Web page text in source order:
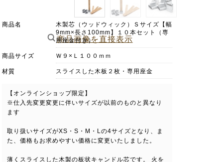
商品画像を直接表示
商品名
木製芯（ウッドウィック）Ｓサイズ【幅
9mm×長さ100mm】１０本セット（専
用座金付き）
商品サイズ Ｗ９×Ｌ１００ｍｍ
材質 スライスした木板２枚・専用座金
【オンラインショップ限定】
※仕入先変更変更に伴いサイズが以前のものと異なり
ます
取り扱いサイズがXS・S・M・Lの4サイズとなり、ま
た、価格もお求めやすい価格に変更いたしました。
薄くスライスした木製の板状キャンドル芯です。 火を